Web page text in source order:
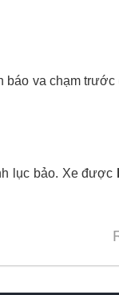
báo va chạm
lục bảo. Xe được